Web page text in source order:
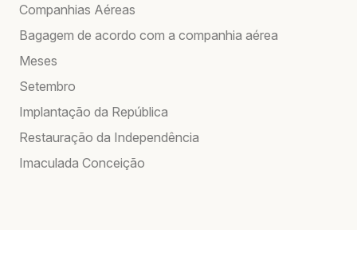
Companhias Aéreas
Bagagem de acordo com a companhia aérea
Meses
Setembro
Implantação da República
Restauração da Independência
Imaculada Conceição